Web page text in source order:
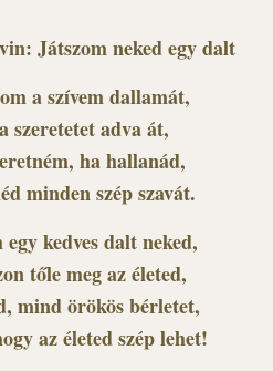
Játszom neked egy dalt
a szívem dallamát,
szeretetet adva át,
ha hallanád,
minden szép szavát.
egy kedves dalt neked,
tőle meg az életed,
mind örökös bérletet,
az életed szép lehet!